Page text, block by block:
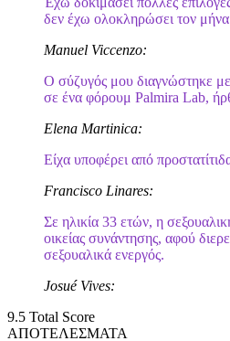
δεν έχω ολοκληρώσει τον μήνα
Manuel Viccenzo:
Ο σύζυγός μου διαγνώστηκε
σε ένα φόρουμ Palmira Lab,
Elena Martinica:
Είχα υποφέρει από
Francisco Linares:
Σε ηλικία 33 ετών, η
οικείας συνάντησης, αφού
σεξουαλικά ενεργός.
Josué Vives:
9.5 Total Score
ΑΠΟΤΕΛΕΣΜΑΤΑ